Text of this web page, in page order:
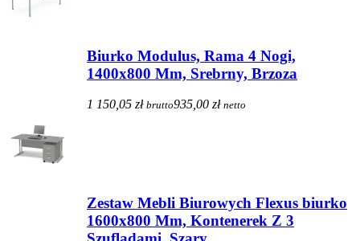
Biurko Modulus, Rama 4 Nogi,
1400x800 Mm, Srebrny, Brzoza
1 150,05 zł brutto935,00 zł netto
Zestaw Mebli Biurowych Flexus biurko
1600x800 Mm, Kontenerek Z 3